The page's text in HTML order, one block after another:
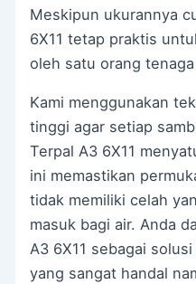
Meskipun ukurannya
6X11 tetap praktis
oleh satu orang
Kami menggunakan
tinggi agar setiap
Terpal A3 6X11
ini memastikan
tidak memiliki celah
masuk bagi air. Anda
A3 6X11 sebagai
yang sangat handal